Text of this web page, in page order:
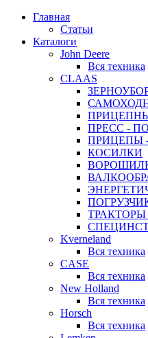
Главная
Статьи
Каталоги
John Deere
Вся техника
CLAAS
ПРЕСС -
ПРИЦЕПЫ
КОСИЛКИ
ТРАКТОРЫ
Kverneland
Вся техника
CASE
Вся техника
New Holland
Вся техника
Horsch
Вся техника